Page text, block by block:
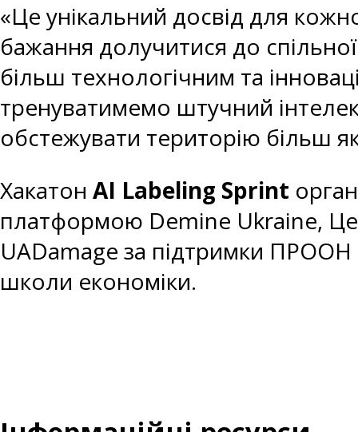
«Це унікальний досвід для
бажання долучитися до
більш технологічним та
тренуватимемо штучний
обстежувати територію більш
Хакатон AI Labeling Sprint
платформою Demine Ukraine,
UADamage за підтримки ПРООН
школи економіки.